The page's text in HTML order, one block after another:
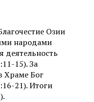
Озии
народами
деятельность
15). За
Храме Бог
21). Итоги